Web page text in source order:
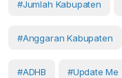
#Jumlah Kabupaten
#Anggaran Kabupaten
#ADHB #Update Me